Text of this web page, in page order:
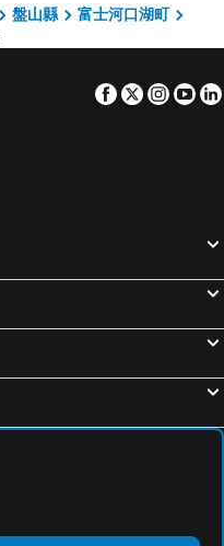
盤山縣
富士河口湖町
Facebook
Twitter